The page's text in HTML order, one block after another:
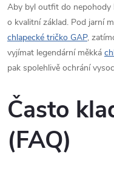
Aby byl outfit do nepohody
o kvalitní základ. Pod jarní
chlapecké tričko GAP,
vyjímat legendární měkká
pak spolehlivě ochrání
Často
(FAQ)